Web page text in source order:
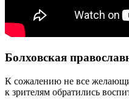
Болховская
К сожалению не все
к зрителям обратились